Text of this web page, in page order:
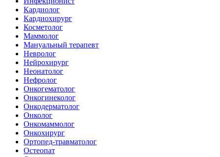
Кардиолог
Кардиохирург
Косметолог
Маммолог
Мануальный терапевт
Невролог
Нейрохирург
Неонатолог
Нефролог
Онкогематолог
Онкогинеколог
Онкодерматолог
Онколог
Онкомаммолог
Онкохирург
Ортопед-травматолог
Остеопат